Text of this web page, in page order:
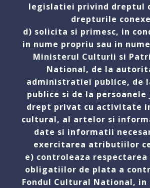
legislatiei privind dreptul
drepturile
d) solicita si primesc, in
in nume propriu sau in
Ministerul Culturii si
National, de la
administratiei publice, de
publice si de la
drept privat cu activitate
cultural, al artelor si
date si informatii
exercitarea atributiilor
e) controleaza
obligatiilor de plata a
Fondul Cultural National,